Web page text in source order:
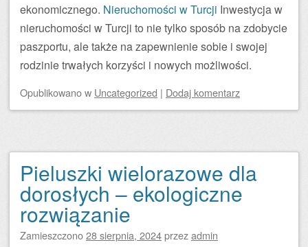
ekonomicznego. Nieruchomości w Turcji Inwestycja w
nieruchomości w Turcji to nie tylko sposób na zdobycie
paszportu, ale także na zapewnienie sobie i swojej
rodzinie trwałych korzyści i nowych możliwości.
Opublikowanow Uncategorized | Dodaj komentarz
Pieluszki wielorazowe dla
dorosłych – ekologiczne
rozwiązanie
Zamieszczono28 sierpnia, 2024przezadmin